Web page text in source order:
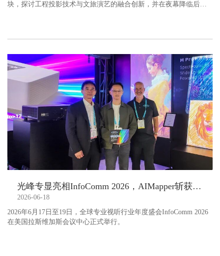
块，探讨工程投影技术与文旅演艺的融合创新，并在夜幕降临后与
光峰专显亮相InfoComm 2026，AIMapper斩获最佳展品奖
2026-06-18
2026年6月17日至19日，全球专业视听行业年度盛会InfoComm 2026
在美国拉斯维加斯会议中心正式举行。